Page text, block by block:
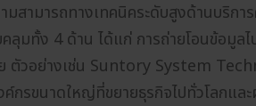
สามารถทางเทคนิคระดับสูงด้านบริก
ลุมทั้ง 4 ด้าน ได้แก่ การถ่ายโอนข้อมู
ย ตัวอย่างเช่น Suntory System
กรขนาดใหญ่ที่ขยายธุรกิจไปทั่วโลกแล